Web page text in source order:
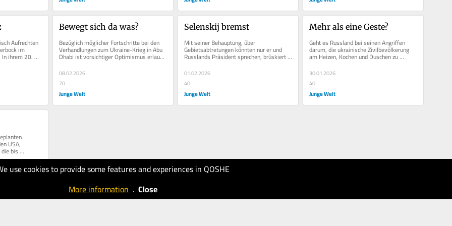
use cookies to provide some features and experiences in QOSHE
More information . Close
Aufrechten
im
ihrem 20.
Bewegt sich da was?
Bezüglich möglicher Fortschritte bei den
Verhandlungen zum Ukraine-Krieg in Abu
Dhabi ist vorsichtiger Optimismus erlaubt.
Die Rhetorik Kiews und...
08.02.2026
70
Junge Welt
Selenskij bremst
Mit seiner Behauptung, über
Gebietsabtretungen könnten nur er und
Russlands Präsident sprechen, brüskiert
der ukrainische Staatschef die USA und...
01.02.2026
40
Junge Welt
Mehr als eine Geste?
Geht es Russland bei seinen Angriffen
darum, die ukrainische Zivilbevölkerung
am Heizen, Kochen und Duschen zu
hindern? Ja und nein. Denn Kraftwerke...
30.01.2026
40
Junge Welt
USA,
bis
angeblich